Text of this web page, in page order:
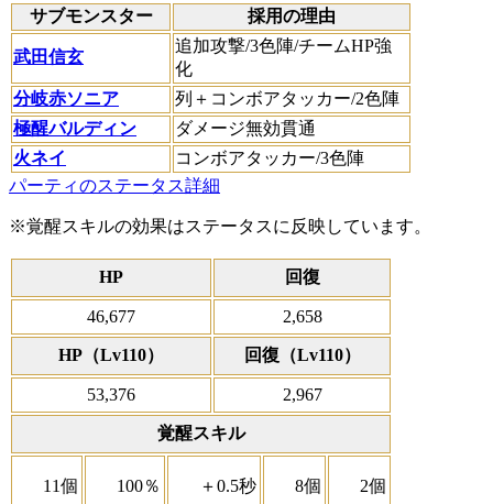
サブモンスター 採用の理由
武田信玄
追加攻撃/3色陣/チームHP強
化
分岐赤ソニア
列＋コンボアタッカー/2色陣
極醒バルディン
ダメージ無効貫通
火ネイ
コンボアタッカー/3色陣
パーティのステータス詳細
※覚醒スキルの効果はステータスに反映しています。
HP 回復
46,677 2,658
HP（Lv110） 回復（Lv110）
53,376 2,967
覚醒スキル
11個 100％ ＋0.5秒 8個 2個